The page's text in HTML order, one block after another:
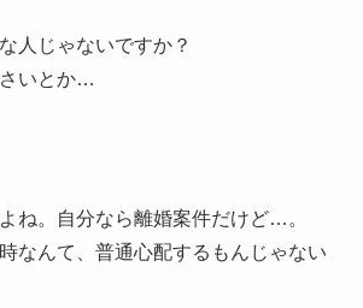
人じゃないですか？
いとか…
ね。自分なら離婚案件だけど…。
なんて、普通心配するもんじゃない